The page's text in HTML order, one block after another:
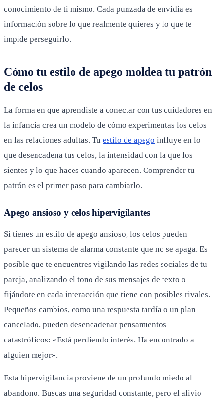
conocimiento de ti mismo. Cada punzada de envidia es
información sobre lo que realmente quieres y lo que te
impide perseguirlo.
Cómo tu estilo de apego moldea tu patrón
de celos
La forma en que aprendiste a conectar con tus cuidadores en
la infancia crea un modelo de cómo experimentas los celos
en las relaciones adultas. Tu estilo de apego influye en lo
que desencadena tus celos, la intensidad con la que los
sientes y lo que haces cuando aparecen. Comprender tu
patrón es el primer paso para cambiarlo.
Apego ansioso y celos hipervigilantes
Si tienes un estilo de apego ansioso, los celos pueden
parecer un sistema de alarma constante que no se apaga. Es
posible que te encuentres vigilando las redes sociales de tu
pareja, analizando el tono de sus mensajes de texto o
fijándote en cada interacción que tiene con posibles rivales.
Pequeños cambios, como una respuesta tardía o un plan
cancelado, pueden desencadenar pensamientos
catastróficos: «Está perdiendo interés. Ha encontrado a
alguien mejor».
Esta hipervigilancia proviene de un profundo miedo al
abandono. Buscas una seguridad constante, pero el alivio